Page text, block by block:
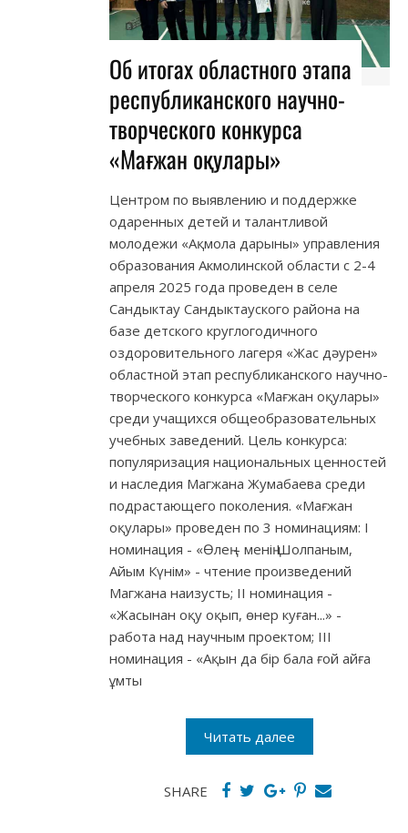
Об итогах областного этапа
республиканского научно-
творческого конкурса
«Мағжан оқулары»
Центром по выявлению и поддержке
одаренных детей и талантливой
молодежи «Ақмола дарыны» управления
образования Акмолинской области с 2-4
апреля 2025 года проведен в селе
Сандыктау Сандыктауского района на
базе детского круглогодичного
оздоровительного лагеря «Жас дәурен»
областной этап республиканского научно-
творческого конкурса «Мағжан оқулары»
среди учащихся общеобразовательных
учебных заведений. Цель конкурса:
популяризация национальных ценностей
и наследия Магжана Жумабаева среди
подрастающего поколения. «Мағжан
оқулары» проведен по 3 номинациям: I
номинация - «Өлең – менің Шолпаным,
Айым Күнім» - чтение произведений
Магжана наизусть; II номинация -
«Жасынан оқу оқып, өнер куған...» -
работа над научным проектом; III
номинация - «Ақын да бір бала ғой айға
ұмты
Читать далее
SHARE